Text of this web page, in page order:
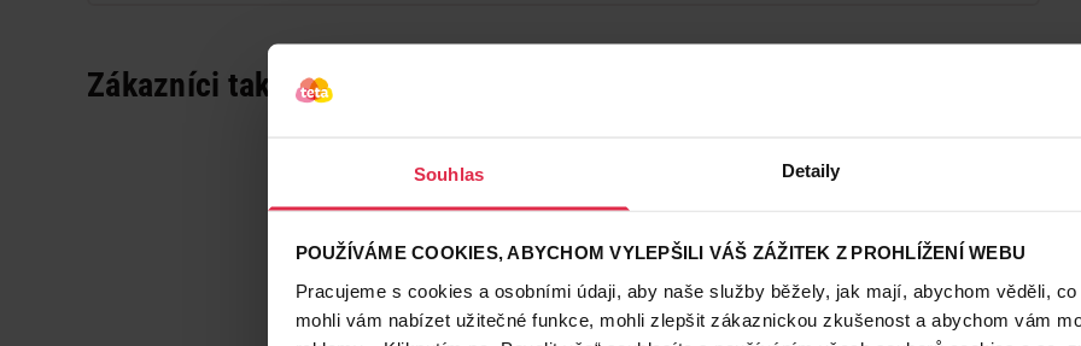
Souhlas Detaily
POUŽÍVÁME COOKIES, ABYCHOM VYLEPŠILI VÁŠ ZÁŽITEK Z PROHLÍŽENÍ WEBU
Pracujeme s cookies a osobními údaji, aby naše služby běžely, jak mají, abychom věděli,
mohli vám nabízet užitečné funkce, mohli zlepšit zákaznickou zkušenost a abychom vám
Zákazníci také často nakupují